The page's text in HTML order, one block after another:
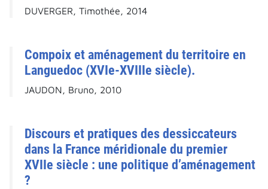
DUVERGER, Timothée, 2014
Compoix et aménagement du territoire en
Languedoc (XVIe-XVIIIe siècle).
JAUDON, Bruno, 2010
Discours et pratiques des dessiccateurs
dans la France méridionale du premier
XVIIe siècle : une politique d’aménagement
?